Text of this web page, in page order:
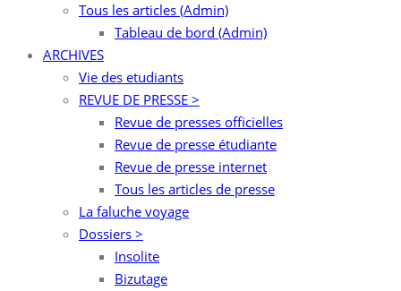
Tous les articles (Admin)
Tableau de bord (Admin)
ARCHIVES
Vie des etudiants
REVUE DE PRESSE >
Revue de presses officielles
Revue de presse étudiante
Revue de presse internet
Tous les articles de presse
La faluche voyage
Dossiers >
Insolite
Bizutage